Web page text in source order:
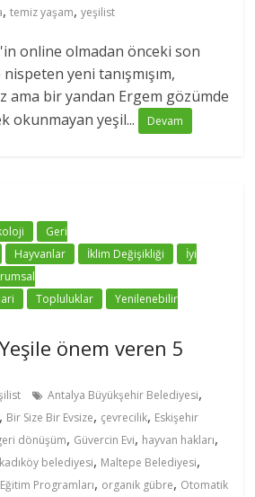
,temiz yaşam,yeşilist
online olmadan önceki son
yeni tanışmışım,
ama bir yandan Ergem gözümde
okunmayan yeşil...
Devam
Geri
Hayvanlar İklim Değişikliği
İyi
Topluluklar
Yenilenebilir
önem veren 5
Antalya Büyükşehir Belediyesi,
, Bir Size Bir Evsize, çevrecilik, Eskişehir
dönüşüm, Güvercin Evi, hayvan hakları,
kadıköy belediyesi, Maltepe Belediyesi,
Programları, organik gübre, Otomatik